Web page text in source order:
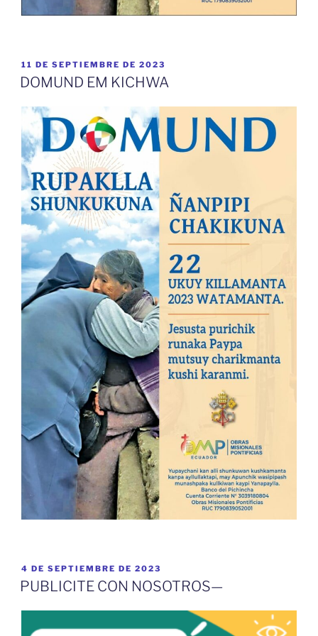
PUBLICADO
EL
11 DE SEPTIEMBRE DE 2023
DOMUND EM KICHWA
PUBLICADO
EL
4 DE SEPTIEMBRE DE 2023
PUBLICITE CON NOSOTROS—